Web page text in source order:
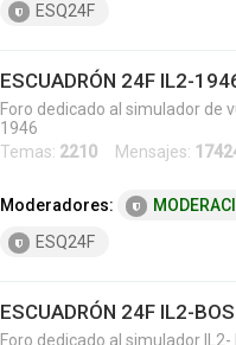
ESQ24F
ESCUADRÓN 24F IL2-
Foro dedicado al simulador de
1946
Temas: 2210 Mensajes:
Moderadores:
ESQ24F
ESCUADRÓN 24F IL2-BOS
Foro dedicado al simulador